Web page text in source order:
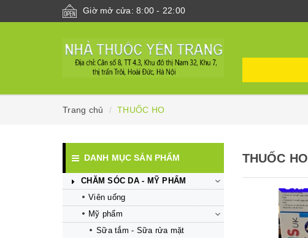
Giờ mở cửa: 8:00 - 22:00
Trang chủ THUỐC HO
THUỐC HO
DANH MỤC SẢN PHẨM
CHĂM SÓC DA - MỸ PHẨM
Viên uống
Mỹ phẩm
Sữa tắm - Sữa rửa mặt